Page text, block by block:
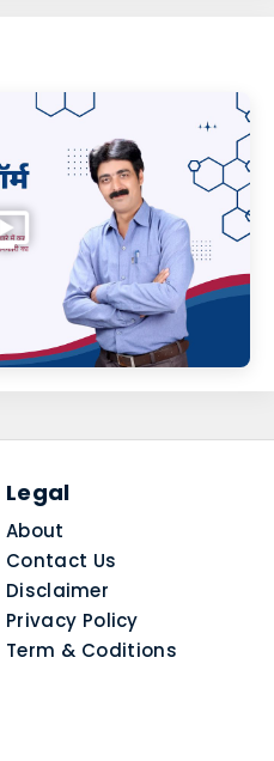
Legal
About
Contact Us
Disclaimer
Privacy Policy
Term & Coditions